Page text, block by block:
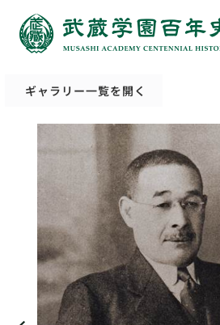
ギャラリー一覧を開く